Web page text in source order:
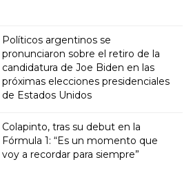
Políticos argentinos se
pronunciaron sobre el retiro de la
candidatura de Joe Biden en las
próximas elecciones presidenciales
de Estados Unidos
Colapinto, tras su debut en la
Fórmula 1: “Es un momento que
voy a recordar para siempre”